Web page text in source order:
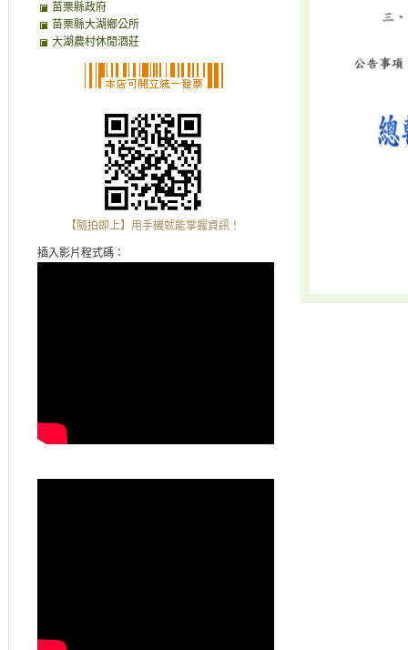
苗栗縣政府
苗栗縣大湖鄉公所
大湖農村休閒酒莊
【隨拍即上】用手機就能掌握資訊！
插入影片程式碼：